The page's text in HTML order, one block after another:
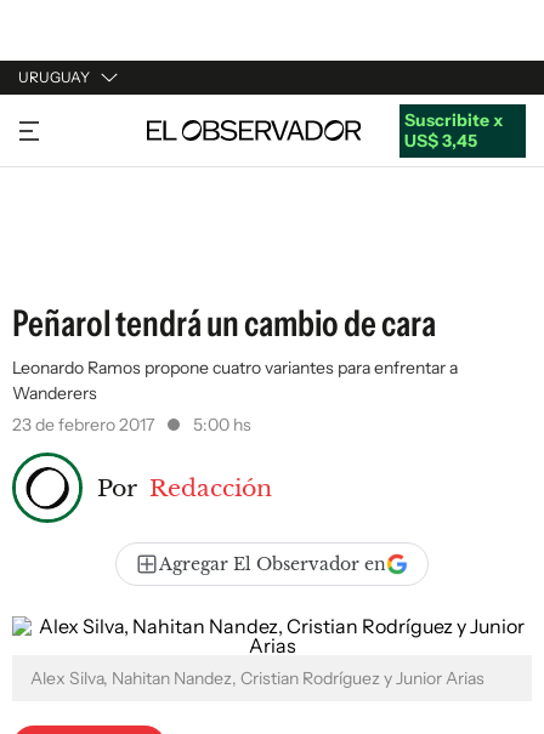
URUGUAY
URUGUAY
ARGENTINA
Suscribite x
US$ 3,45
Peñarol tendrá un cambio de cara
Leonardo Ramos propone cuatro variantes para enfrentar a
Wanderers
23 de febrero 2017
5:00 hs
Por Redacción
Agregar El Observador en
Alex Silva, Nahitan Nandez, Cristian Rodríguez y Junior Arias